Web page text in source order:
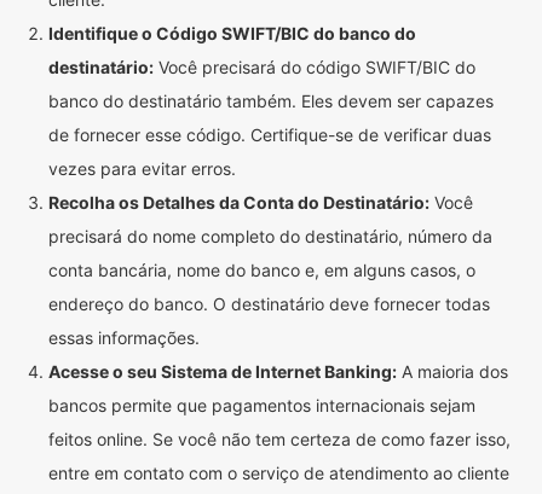
Identifique o Código SWIFT/BIC do banco do
destinatário: Você precisará do código SWIFT/BIC do
banco do destinatário também. Eles devem ser capazes
de fornecer esse código. Certifique-se de verificar duas
vezes para evitar erros.
Recolha os Detalhes da Conta do Destinatário: Você
precisará do nome completo do destinatário, número da
conta bancária, nome do banco e, em alguns casos, o
endereço do banco. O destinatário deve fornecer todas
essas informações.
Acesse o seu Sistema de Internet Banking: A maioria dos
bancos permite que pagamentos internacionais sejam
feitos online. Se você não tem certeza de como fazer isso,
entre em contato com o serviço de atendimento ao cliente